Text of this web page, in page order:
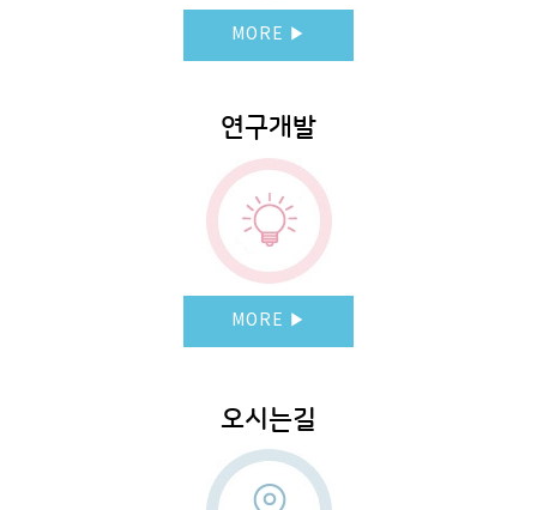
MORE ▶
연구개발
MORE ▶
오시는길